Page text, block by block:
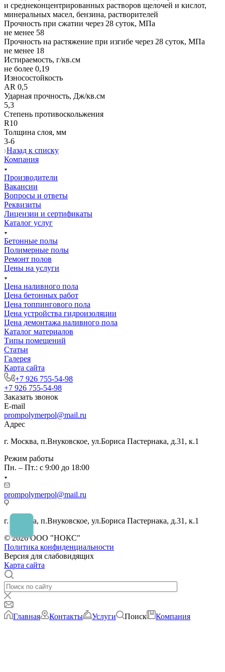
и среднеконцентрированных растворов щелочей и кислот,
минеральных масел, бензина, растворителей
Прочность при сжатии через 28 суток, МПа
не менее 58
Прочность на растяжение при изгибе через 28 суток, МПа
не менее 18
Истираемость, г/кв.см
не более 0,19
Износостойкость
AR 0,5
Ударная прочность, Дж/кв.см
5,3
Степень противоскольжения
R10
Толщина слоя, мм
3-6
Назад к списку
Компания
Производители
Вакансии
Вопросы и ответы
Реквизиты
Лицензии и сертификаты
Каталог услуг
Бетонные полы
Полимерные полы
Ремонт полов
Цены на услуги
Цена наливного пола
Цена бетонных работ
Цена топпингового пола
Цена устройства гидроизоляции
Цена демонтажа наливного пола
Каталог материалов
Типы помещений
Статьи
Галерея
Карта сайта
+7 926 755-54-98
+7 926 755-54-98
Заказать звонок
E-mail
prompolymerpol@mail.ru
Адрес
г. Москва, п.Внуковское, ул.Бориса Пастернака, д.31, к.1
Режим работы
Пн. – Пт.: с 9:00 до 18:00
prompolymerpol@mail.ru
г. Москва, п.Внуковское, ул.Бориса Пастернака, д.31, к.1
© 2026 ООО "НОКС"
Политика конфиденциальности
Версия для слабовидящих
Карта сайта
Главная Контакты Услуги Поиск Компания